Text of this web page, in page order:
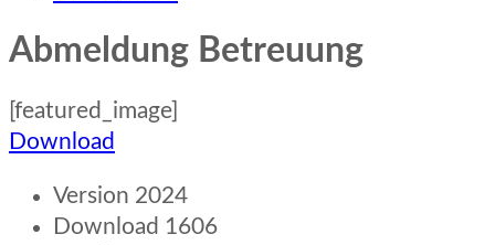
Abmeldung Betreuung
[featured_image]
Download
Version 2024
Download 1606